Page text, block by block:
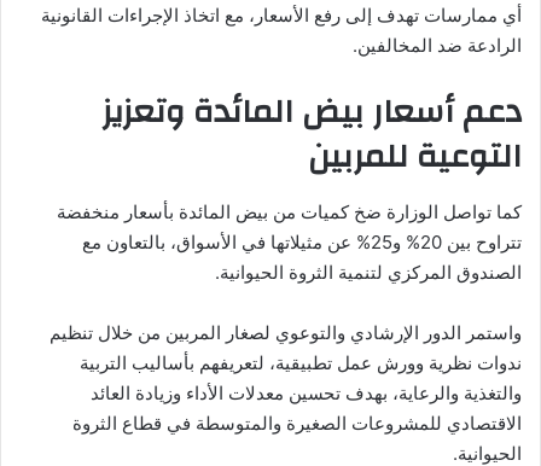
أي ممارسات تهدف إلى رفع الأسعار، مع اتخاذ الإجراءات القانونية
الرادعة ضد المخالفين.
دعم أسعار بيض المائدة وتعزيز
التوعية للمربين
كما تواصل الوزارة ضخ كميات من بيض المائدة بأسعار منخفضة
تتراوح بين 20% و25% عن مثيلاتها في الأسواق، بالتعاون مع
الصندوق المركزي لتنمية الثروة الحيوانية.
واستمر الدور الإرشادي والتوعوي لصغار المربين من خلال تنظيم
ندوات نظرية وورش عمل تطبيقية، لتعريفهم بأساليب التربية
والتغذية والرعاية، بهدف تحسين معدلات الأداء وزيادة العائد
الاقتصادي للمشروعات الصغيرة والمتوسطة في قطاع الثروة
الحيوانية.